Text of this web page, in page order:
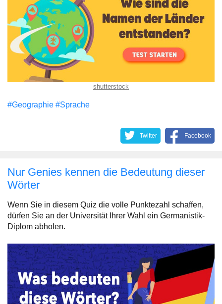
shutterstock
#Geographie #Sprache
Twitter Facebook
Nur Genies kennen die Bedeutung dieser
Wörter
Wenn Sie in diesem Quiz die volle Punktezahl schaffen,
dürfen Sie an der Universität Ihrer Wahl ein Germanistik-
Diplom abholen.